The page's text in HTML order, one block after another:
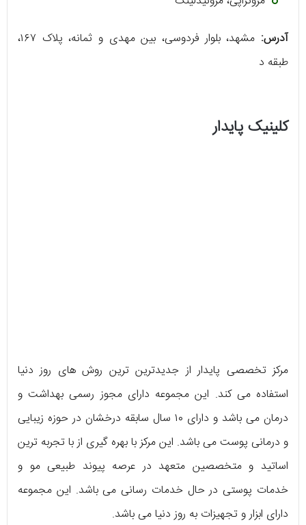
آدرس:
مشهد، بلوار فردوسی، بین مهدی و ثمانه، پلاک ۱۶۷،
طبقه د
کلینیک پایدار
مرکز تخصصی پایدار از جدیدترین ترین روش های روز دنیا
استفاده می کند. این مجموعه دارای مجوز رسمی بهداشت و
درمان می باشد و دارای ۱۰ سال سابقه درخشان در حوزه زیبایی
و درمانی پوست می باشد. این مرکز با بهره گیری از با تجربه ترین
اساتید و متخصصین متعهد در عرصه پیوند طبیعی مو و
خدمات پوستی در حال خدمات رسانی می باشد. این مجموعه
دارای ابزار و تجهیزات به روز دنیا می باشد.